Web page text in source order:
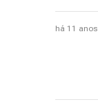
há 11 anos